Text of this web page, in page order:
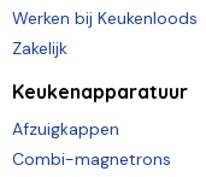
Werken bij Keukenloods
Zakelijk
Keukenapparatuur
Afzuigkappen
Combi-magnetrons